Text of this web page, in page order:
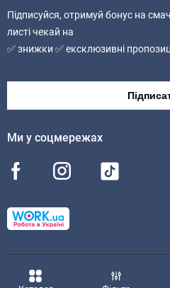
Підписуйся, отримуй бонус на
листі чекай на
✅ знижки ✅ ексклюзивні
Ми у соцмережах
© 2026 MealTime